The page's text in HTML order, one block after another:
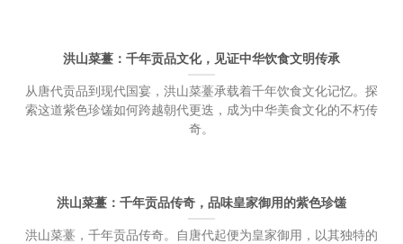
洪山菜薹：千年贡品文化，见证中华饮食文明传承
从唐代贡品到现代国宴，洪山菜薹承载着千年饮食文化记忆。探
索这道紫色珍馐如何跨越朝代更迭，成为中华美食文化的不朽传
奇。
洪山菜薹：千年贡品传奇，品味皇家御用的紫色珍馐
洪山菜薹，千年贡品传奇。自唐代起便为皇家御用，以其独特的